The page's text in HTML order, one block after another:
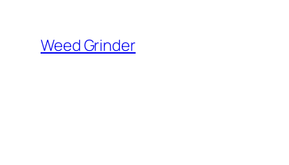
Inhalt
springen
Weed Grinder